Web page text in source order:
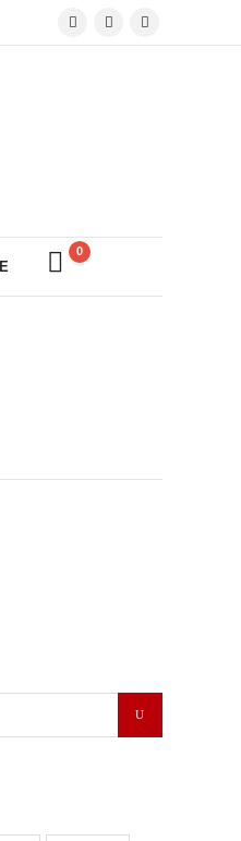
0